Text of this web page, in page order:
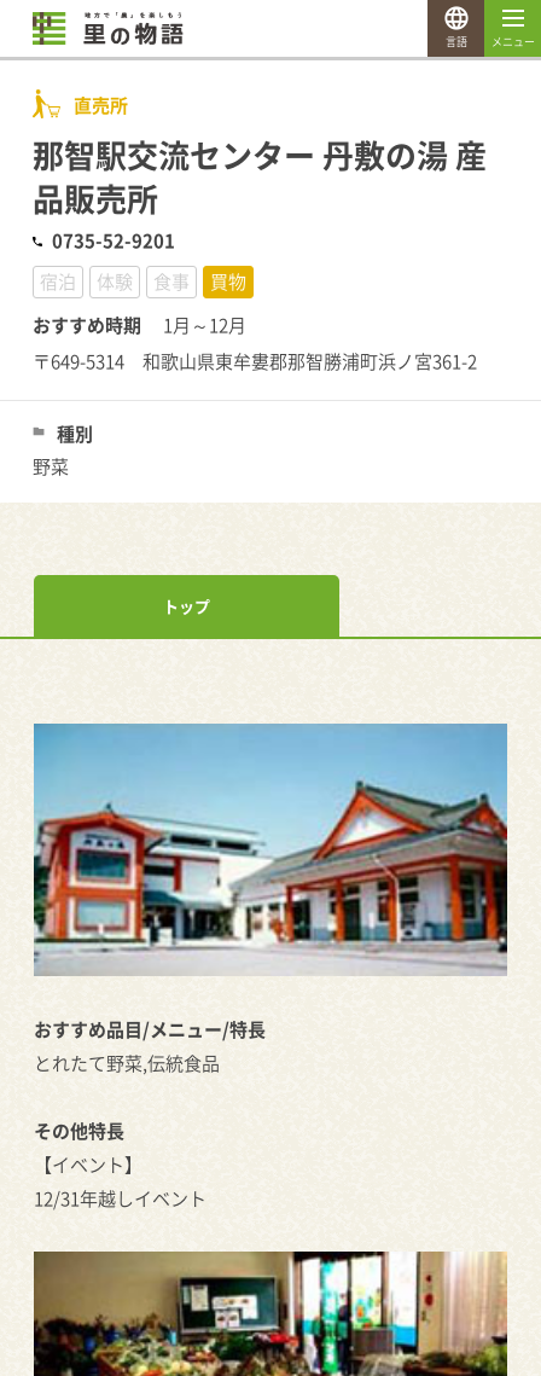
直売所
那智駅交流センター 丹敷の湯 産
品販売所
0735-52-9201
宿泊
体験 食事
買物
おすすめ時期
1月～12月
〒649-5314 和歌山県東牟婁郡那智勝浦町浜ノ宮361-2
種別
野菜
トップ
おすすめ品目/メニュー/特長
とれたて野菜,伝統食品
その他特長
【イベント】
12/31年越しイベント
メニュー
言語